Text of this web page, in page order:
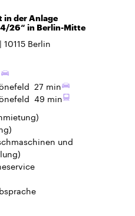
in der Anlage
26“ in Berlin-Mitte
10115 Berlin
27 min
49 min
und